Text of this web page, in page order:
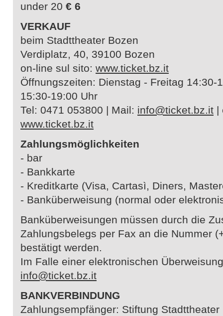
under 20 € 6
VERKAUF
beim Stadttheater Bozen
Verdiplatz, 40, 39100 Bozen
on-line sul sito: www.ticket.bz.it
Öffnungszeiten: Dienstag - Freitag 14:30-
15:30-19:00 Uhr
Tel: 0471 053800 | Mail: info@ticket.bz.it |
www.ticket.bz.it
Zahlungsmöglichkeiten
- bar
- Bankkarte
- Kreditkarte (Visa, Cartasì, Diners,
- Banküberweisung (normal oder
Banküberweisungen müssen durch die
Zahlungsbelegs per Fax an die Nummer
bestätigt werden.
Im Falle einer elektronischen
info@ticket.bz.it
BANKVERBINDUNG
Zahlungsempfänger: Stiftung Stadttheater